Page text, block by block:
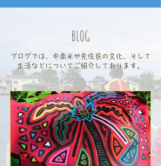
Colombia Wayuu excl.
contrast beige L
価格
￥13,750
⚫︎メンズも使いやすい⚫︎
ワユーバッグ TRD.
negro
価格
￥12,650
⚫︎メンズも使いやすい⚫︎
ワユーバッグ TRD.
zigzag negro
価格
￥12,650
◎軽めシリーズ◎ワユー
族手作りバッグ ブラック
フラワー XXL
価格
￥35,200
ワユー族手作りトート
SUSU エスニックレッド
XXL
価格
￥24,200
◎軽めシリーズ◎ワユー
トート Premium
monothone XL
価格
￥35,200
コロンビア発ワユーモチ
ラS twist pompom vivid
価格
￥9,300
ワユーモチラM EXCL. シ
ンプルショルダー
価格
￥12,650
ワユーハンドバッグ twist
matizada purpura Lサイ
ズ
価格
￥14,500
ワユーハンドバッグ
pompom blue M
在庫なし
ワユーモチラM EXCL.
twist long tote シングル
ハンドル
価格
￥12,650
ワユーモチラL EXCL.
Símbolo corazón
価格
￥14,500
Wayuu tote gris XL
価格
￥21,000
◎軽めシリーズ◎ワユー
トート Premium Verde
XXL
価格
￥35,200
◎軽めシリーズ◎ワユー
トート Premium
monotone XXL
価格
￥35,200
ワユーモチラM EXCL. 1T
tote
価格
￥15,400
コロンビア発ワユーモチ
ラS twist pompom tea
verde
価格
￥9,300
ワユーモチラS ストライ
プ mostaza
価格
￥8,500
ワユーハンドバッグ twist
デザイン Lサイズ ブル
ー
価格
￥14,500
ワユーモチラL EXCL.
rombo rosada
価格
￥14,500
ワユーモチラL EXCL. ola
gris
価格
￥14,500
ワユーモチラTRD 単色シ
リーズLサイズ ナチュラ
ル
価格
￥11,800
ワユーモチラTRD 単色シ
リーズSサイズ
価格
￥6,820
ワユーモチラM EXCL.
short strap
価格
￥12,600
ワユーモチラM EXCL.タ
ーコイズ
価格
￥11,800
ワユーモチラM EXCL.
azul half&half
在庫なし
◎カラーバリエーション
有り◎ワユー族手作りト
ート バイカラー Mサイ
ズ
価格
￥10,800
◎軽めシリーズ◎ワユー
モチラS 1T モノトーンベ
ージュ
価格
￥9,800
ビーズピアス レドンド
価格
￥3,000
BLOG
ブログでは、中南米や先住民の文化、そして
生活などについてご紹介しております。